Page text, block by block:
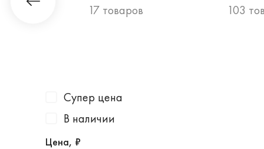
17 товаров
103
Супер цена
В наличии
Цена, ₽